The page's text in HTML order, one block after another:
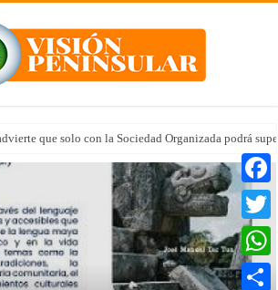
que solo con la Sociedad Organizada podrá
de Médico 24/7
Twitter